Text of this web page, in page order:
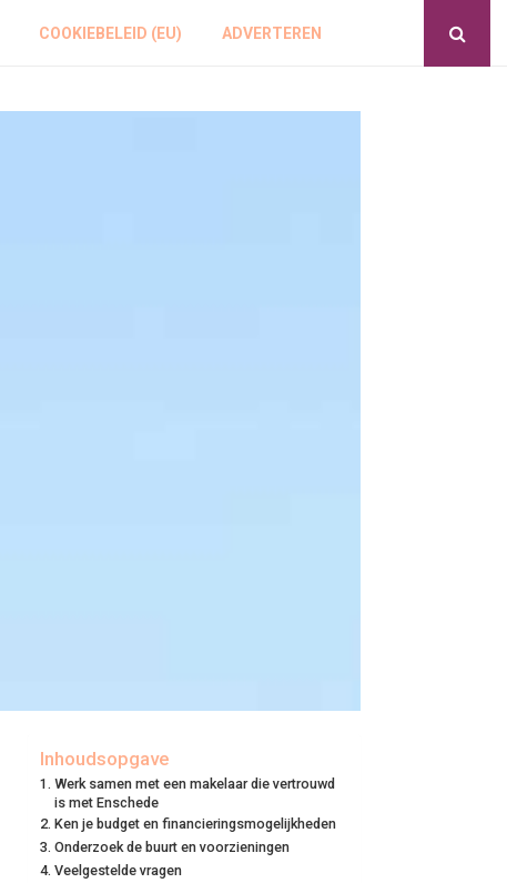
COOKIEBELEID (EU) ADVERTEREN
Inhoudsopgave
Werk samen met een makelaar die vertrouwd
is met Enschede
Ken je budget en financieringsmogelijkheden
Onderzoek de buurt en voorzieningen
Veelgestelde vragen